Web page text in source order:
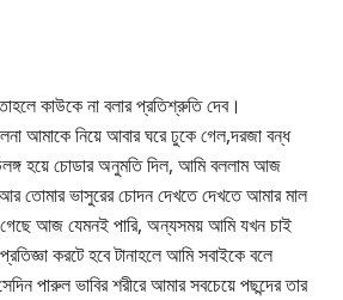
কাউকে না বলার প্রতিশ্রুতি দেব।
আমাকে নিয়ে আবার ঘরে ঢুকে গেল,দরজা বন্ধ
হয়ে চোডার অনুমতি দিল, আমি বললাম আজ
তোমার ভাসুরের চোদন দেখতে দেখতে আমার মাল
গেছে আজ যেমনই পারি, অন্যসময় আমি যখন চাই
করটে হবে টানাহলে আমি সবাইকে বলে
পারুল ভাবির শরীরে আমার সবচেয়ে পছন্দের তার